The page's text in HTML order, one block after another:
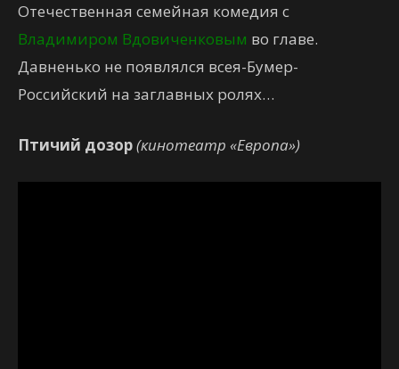
Отечественная семейная комедия с
Владимиром Вдовиченковым во главе.
Давненько не появлялся всея-Бумер-
Российский на заглавных ролях…
Птичий дозор(кинотеатр «Европа»)